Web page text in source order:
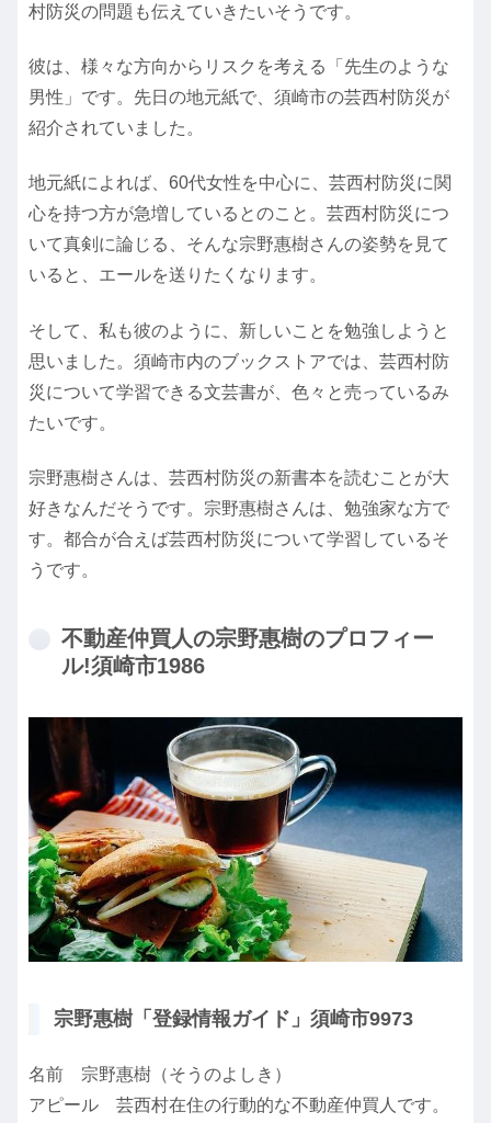
村防災の問題も伝えていきたいそうです。
彼は、様々な方向からリスクを考える「先生のような
男性」です。先日の地元紙で、須崎市の芸西村防災が
紹介されていました。
地元紙によれば、60代女性を中心に、芸西村防災に関
心を持つ方が急増しているとのこと。芸西村防災につ
いて真剣に論じる、そんな宗野惠樹さんの姿勢を見て
いると、エールを送りたくなります。
そして、私も彼のように、新しいことを勉強しようと
思いました。須崎市内のブックストアでは、芸西村防
災について学習できる文芸書が、色々と売っているみ
たいです。
宗野惠樹さんは、芸西村防災の新書本を読むことが大
好きなんだそうです。宗野惠樹さんは、勉強家な方で
す。都合が合えば芸西村防災について学習しているそ
うです。
不動産仲買人の宗野惠樹のプロフィー
ル!須崎市1986
宗野惠樹「登録情報ガイド」須崎市9973
名前 宗野惠樹（そうのよしき）
アピール 芸西村在住の行動的な不動産仲買人です。